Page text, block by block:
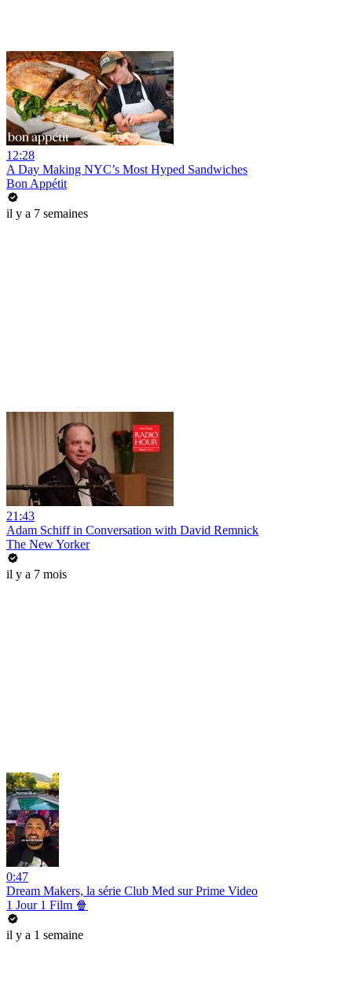
12:28
A Day Making NYC’s Most Hyped Sandwiches
Bon Appétit
il y a 7 semaines
21:43
Adam Schiff in Conversation with David Remnick
The New Yorker
il y a 7 mois
0:47
Dream Makers, la série Club Med sur Prime Video
1 Jour 1 Film 🍿
il y a 1 semaine